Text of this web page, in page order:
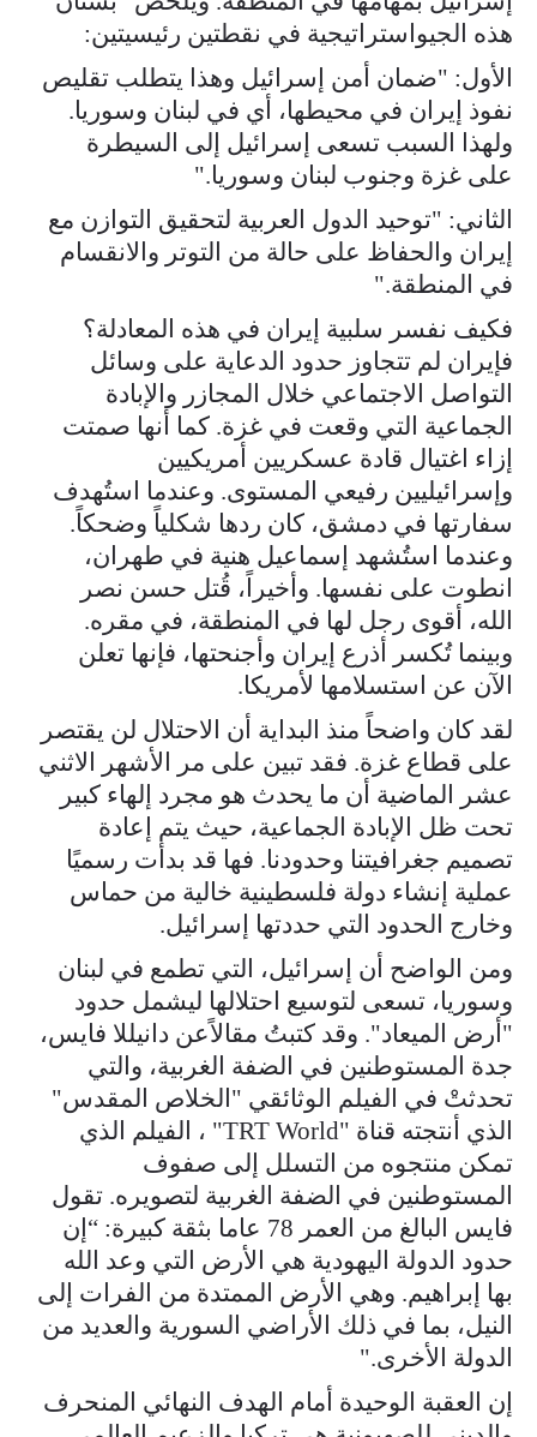
هذه الجيواستراتيجية في نقطتين رئيسيتين:
الأول: "ضمان أمن إسرائيل وهذا يتطلب تقليص
نفوذ إيران في محيطها، أي في لبنان وسوريا.
ولهذا السبب تسعى إسرائيل إلى السيطرة
على غزة وجنوب لبنان وسوريا."
الثاني: "توحيد الدول العربية لتحقيق التوازن مع
إيران والحفاظ على حالة من التوتر والانقسام
في المنطقة."
فكيف نفسر سلبية إيران في هذه المعادلة؟
فإيران لم تتجاوز حدود الدعاية على وسائل
التواصل الاجتماعي خلال المجازر والإبادة
الجماعية التي وقعت في غزة. كما أنها صمتت
إزاء اغتيال قادة عسكريين أمريكيين
وإسرائيليين رفيعي المستوى. وعندما استُهدف
سفارتها في دمشق، كان ردها شكلياً وضحكاً.
وعندما استُشهد إسماعيل هنية في طهران،
انطوت على نفسها. وأخيراً، قُتل حسن نصر
الله، أقوى رجل لها في المنطقة، في مقره.
وبينما تُكسر أذرع إيران وأجنحتها، فإنها تعلن
الآن عن استسلامها لأمريكا.
لقد كان واضحاً منذ البداية أن الاحتلال لن يقتصر
على قطاع غزة. فقد تبين على مر الأشهر الاثني
عشر الماضية أن ما يحدث هو مجرد إلهاء كبير
تحت ظل الإبادة الجماعية، حيث يتم إعادة
تصميم جغرافيتنا وحدودنا. فها قد بدأت رسميًا
عملية إنشاء دولة فلسطينية خالية من حماس
وخارج الحدود التي حددتها إسرائيل.
ومن الواضح أن إسرائيل، التي تطمع في لبنان
وسوريا، تسعى لتوسيع احتلالها ليشمل حدود
"أرض الميعاد". وقد كتبتُ مقالاًعن دانيللا فايس،
جدة المستوطنين في الضفة الغربية، والتي
تحدثتْ في الفيلم الوثائقي "الخلاص المقدس"
الذي أنتجته قناة "TRT World" ، الفيلم الذي
تمكن منتجوه من التسلل إلى صفوف
المستوطنين في الضفة الغربية لتصويره. تقول
فايس البالغ من العمر 78 عاما بثقة كبيرة: “إن
حدود الدولة اليهودية هي الأرض التي وعد الله
بها إبراهيم. وهي الأرض الممتدة من الفرات إلى
النيل، بما في ذلك الأراضي السورية والعديد من
الدولة الأخرى."
إن العقبة الوحيدة أمام الهدف النهائي المنحرف